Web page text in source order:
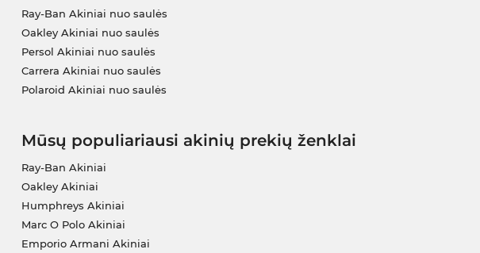
Ray-Ban Akiniai nuo saulės
Oakley Akiniai nuo saulės
Persol Akiniai nuo saulės
Carrera Akiniai nuo saulės
Polaroid Akiniai nuo saulės
Mūsų populiariausi akinių prekių ženklai
Ray-Ban Akiniai
Oakley Akiniai
Humphreys Akiniai
Marc O Polo Akiniai
Emporio Armani Akiniai